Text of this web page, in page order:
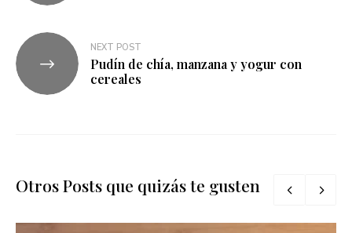
NEXT POST
Pudín de chía, manzana y yogur con
cereales
Otros Posts que quizás te gusten